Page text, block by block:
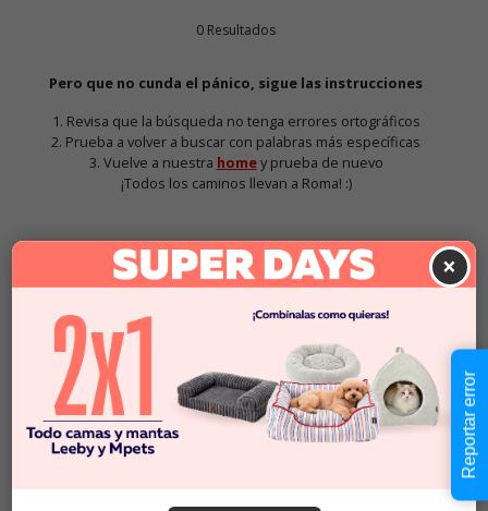
×
0 Resultados
Pero que no cunda el pánico, sigue las instrucciones
1. Revisa que la búsqueda no tenga errores ortográficos
2. Prueba a volver a buscar con palabras más específicas
3. Vuelve a nuestra homey prueba de nuevo
¡Todos los caminos llevan a Roma! :)
Pawz
Se crearon las botas de goma para perros
para mantener a su perro saludable, proteger las
patas de lesiones y mantener su casa limpia. Las
botas, hechas de caucho natural duradero,
proporcionan una fuerte barrera entre las patas
peligrosas, como los químicos dañinos para
Reportar error